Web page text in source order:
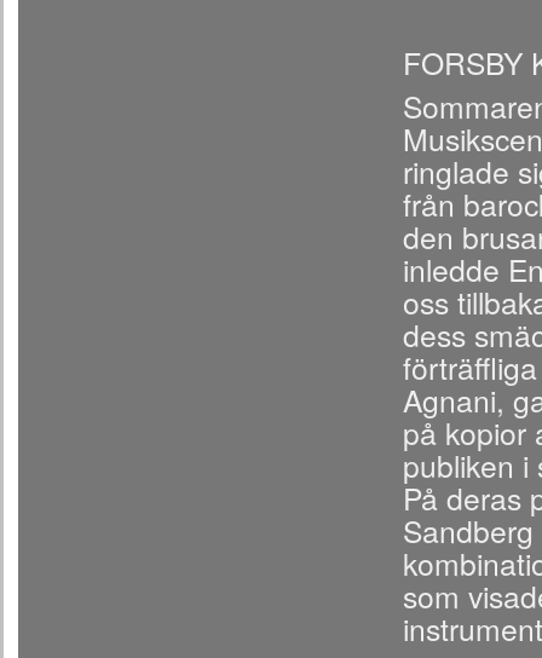
FORSBY
ringlade
från
den
inledde
oss
dess
Agnani,
på kopior
publiken i
På deras
som